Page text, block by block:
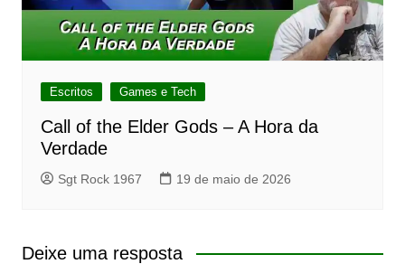
Escritos Games e Tech
Call of the Elder Gods – A Hora da
Verdade
Sgt Rock 1967 19 de maio de 2026
Deixe uma resposta